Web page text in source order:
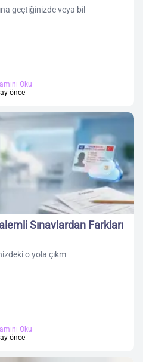
geçtiğinizde veya bil
Oku
önce
Sınavlardan Farkları
o yola çıkm
Oku
önce